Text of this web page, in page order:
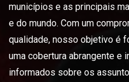
municípios e as principais
e do mundo. Com um
qualidade, nosso objetivo é
uma cobertura abrangente e
informados sobre os